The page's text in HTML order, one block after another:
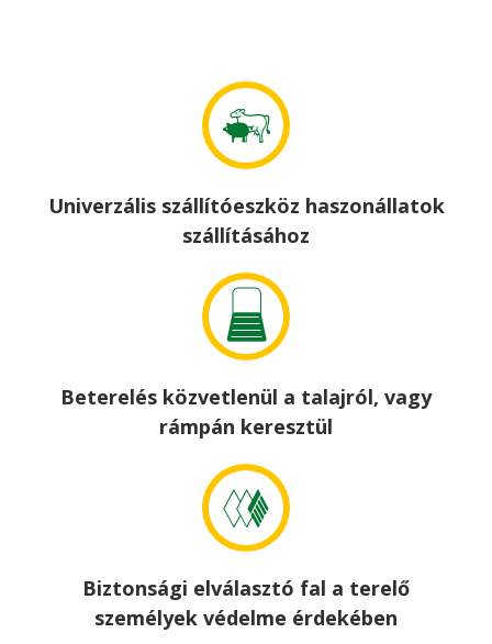
Univerzális szállítóeszköz haszonállatok
szállításához
Beterelés közvetlenül a talajról, vagy
rámpán keresztül
Biztonsági elválasztó fal a terelő
személyek védelme érdekében